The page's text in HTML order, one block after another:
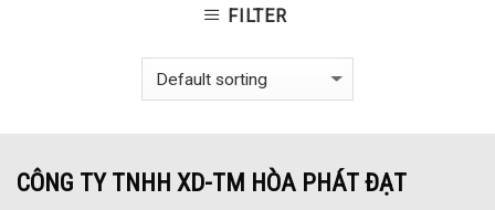
FILTER
CÔNG TY TNHH XD-TM HÒA PHÁT ĐẠT